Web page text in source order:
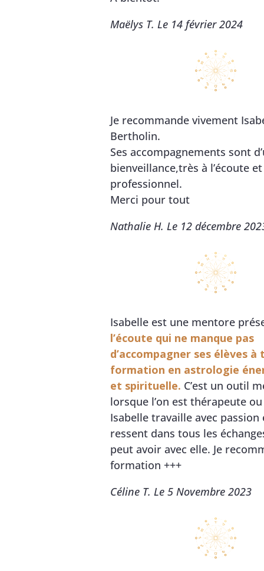
Maëlys T. Le 14 février 2024
Je recommande vivement
Bertholin.
Ses accompagnements sont
bienveillance,très à l’écoute et
professionnel.
Merci pour tout
Nathalie H. Le 12 décembre
Isabelle est une mentore
l’écoute qui ne manque pas
d’accompagner ses élèves à
formation en astrologie
et spirituelle. C’est un outil
lorsque l’on est thérapeute
Isabelle travaille avec passion
ressent dans tous les
peut avoir avec elle. Je
formation +++
Céline T. Le 5 Novembre 2023